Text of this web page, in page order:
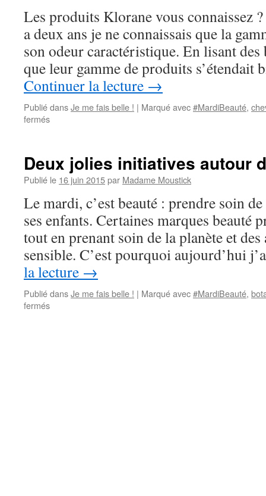
pour
et
un
Les produits Klorane vous connaissez
a deux ans je ne connaissais que la
son odeur caractéristique. En lisant
que leur gamme de produits s’étendait
Continuer la lecture →
Publié dansJe me fais belle ! | Marqué avec#MardiBeauté,
fermés
fée
des
et
vous
?
Deux jolies initiatives autour
Publié le 16 juin 2015par Madame Moustick
Le mardi, c’est beauté : prendre soin
ses enfants. Certaines marques beauté
tout en prenant soin de la planète et des
sensible. C’est pourquoi aujourd’hui
la lecture →
Publié dansJe me fais belle ! | Marqué avec#MardiBeauté,
fermés